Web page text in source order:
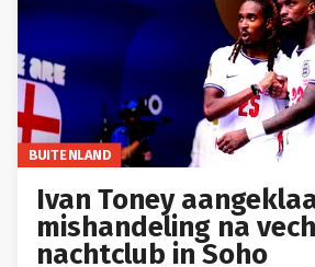
BUITENLAND
Ivan Toney
mishandeling na
nachtclub in Soho